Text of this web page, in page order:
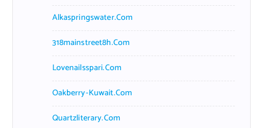
Alkaspringswater.com
318mainstreet8h.com
Lovenailsspari.com
Oakberry-Kuwait.com
Quartzliterary.com